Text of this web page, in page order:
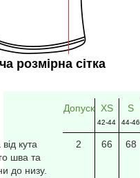
розмірна сітка
Допуск XS
42-44
S
44-46
кута
шва та
до низу.
2 66 68